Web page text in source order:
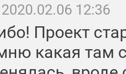
2020.02.06 12:36
Проект
какая там